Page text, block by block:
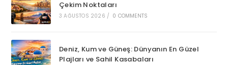
Çekim Noktaları
3 AĞUSTOS 2026 / 0 COMMENTS
Deniz, Kum ve Güneş: Dünyanın En Güzel
Plajları ve Sahil Kasabaları